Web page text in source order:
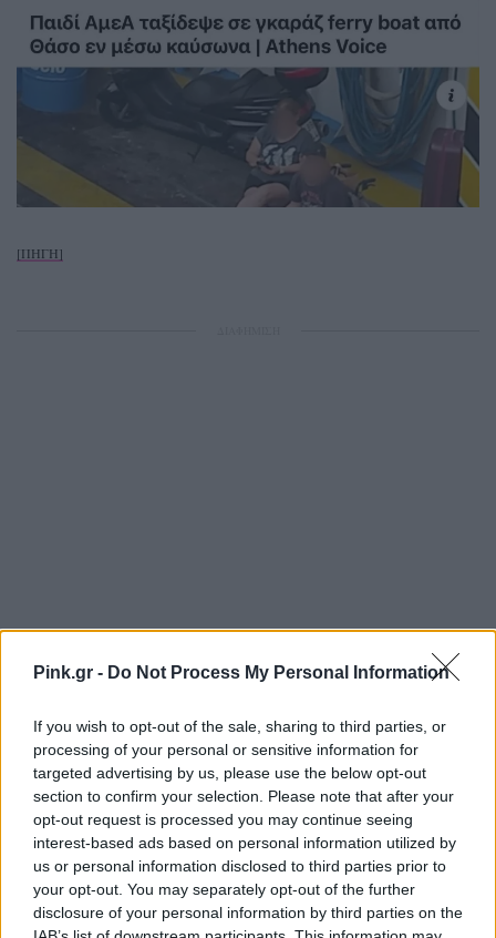
Pink.gr - Do Not Process My Personal Information
If you wish to opt-out of the sale, sharing to third parties, or
processing of your personal or sensitive information for
targeted advertising by us, please use the below opt-out
section to confirm your selection. Please note that after your
opt-out request is processed you may continue seeing
interest-based ads based on personal information utilized by
us or personal information disclosed to third parties prior to
your opt-out. You may separately opt-out of the further
disclosure of your personal information by third parties on the
[ΠΗΓΗ]
Ακολουθήστε το Pink.gr στοGoogle Newsκαι
μάθετε πρώτοι τα πιο hot νέα.